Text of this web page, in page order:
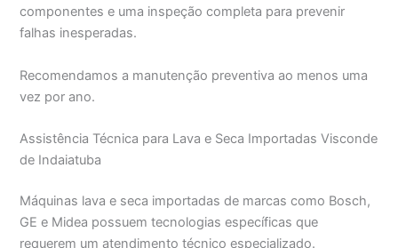
componentes e uma inspeção completa para prevenir
falhas inesperadas.
Recomendamos a manutenção preventiva ao menos uma
vez por ano.
Assistência Técnica para Lava e Seca Importadas Visconde
de Indaiatuba
Máquinas lava e seca importadas de marcas como Bosch,
GE e Midea possuem tecnologias específicas que
requerem um atendimento técnico especializado.